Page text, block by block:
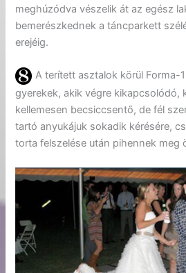
meghúzódva vészelik át az egész
bemerészkednek a táncparkett
erejéig.
A terített asztalok körül Forma-
gyerekek, akik végre kikapcsolódó,
kellemesen becsiccsentő, de fél
tartó anyukájuk sokadik kérésére,
torta felszelése után pihennek meg